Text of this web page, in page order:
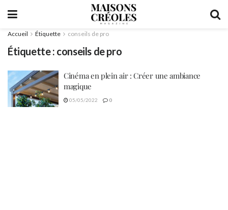
Accueil Étiquette conseils de pro
Étiquette : conseils de pro
Cinéma en plein air : Créer une ambiance
magique
05/05/2022 0